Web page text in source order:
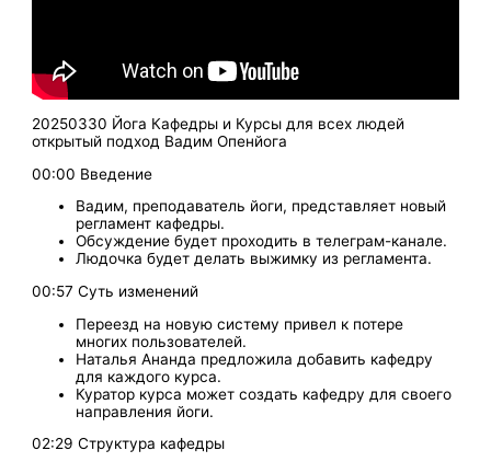
20250330 Йога Кафедры и Курсы для всех людей
открытый подход Вадим Опенйога
00:00 Введение
Вадим, преподаватель йоги, представляет новый
регламент кафедры.
Обсуждение будет проходить в телеграм-канале.
Людочка будет делать выжимку из регламента.
00:57 Суть изменений
Переезд на новую систему привел к потере
многих пользователей.
Наталья Ананда предложила добавить кафедру
для каждого курса.
Куратор курса может создать кафедру для своего
направления йоги.
02:29 Структура кафедры